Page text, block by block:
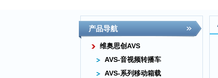
产品导航
维奥思创AVS
AVS-音视频转播车
AVS-系列移动箱载